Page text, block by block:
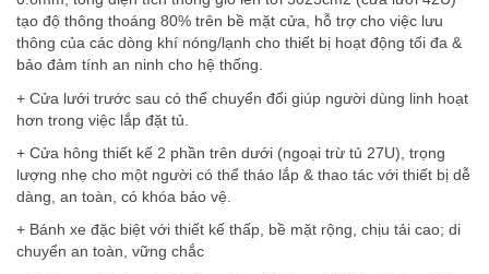
tạo độ thông thoáng 80% trên bề mặt cửa, hỗ trợ cho việc lưu
thông của các dòng khí nóng/lạnh cho thiết bị hoạt động tối đa &
bảo đảm tính an ninh cho hệ thống.
+ Cửa lưới trước sau có thể chuyển đổi giúp người dùng linh hoạt
hơn trong việc lắp đặt tủ.
+ Cửa hông thiết kế 2 phần trên dưới (ngoại trừ tủ 27U), trọng
lượng nhẹ cho một người có thể tháo lắp & thao tác với thiết bị dễ
dàng, an toàn, có khóa bảo vệ.
+ Bánh xe đặc biệt với thiết kế thấp, bề mặt rộng, chịu tải cao; di
chuyển an toàn, vững chắc